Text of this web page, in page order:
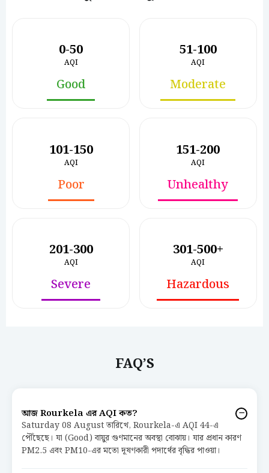
0-50
AQI
Good
51-100
AQI
Moderate
101-150
AQI
Poor
151-200
AQI
Unhealthy
201-300
AQI
Severe
301-500+
AQI
Hazardous
FAQ’S
আজ Rourkela এর AQI কত?
Saturday 08 August তারিখে, Rourkela-এ AQI 44-এ
পৌঁছেছে। যা (Good) বায়ুর গুণমানের অবস্থা বোঝায়। যার প্রধান কারণ
PM2.5 এবং PM10-এর মতো দূষণকারী পদার্থের বৃদ্ধির পাওয়া।